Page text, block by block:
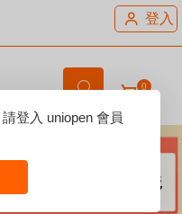
登入
0
登入 uniopen 會員